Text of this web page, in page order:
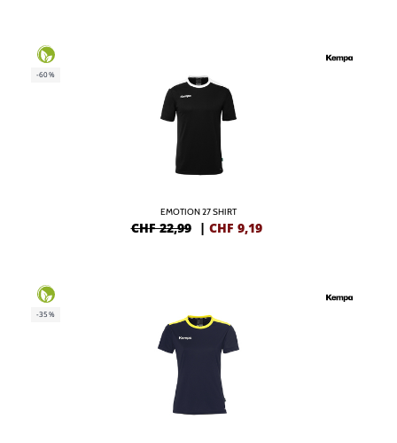
-60%
EMOTION 27 SHIRT
CHF 22,99 | CHF 9,19
-35%